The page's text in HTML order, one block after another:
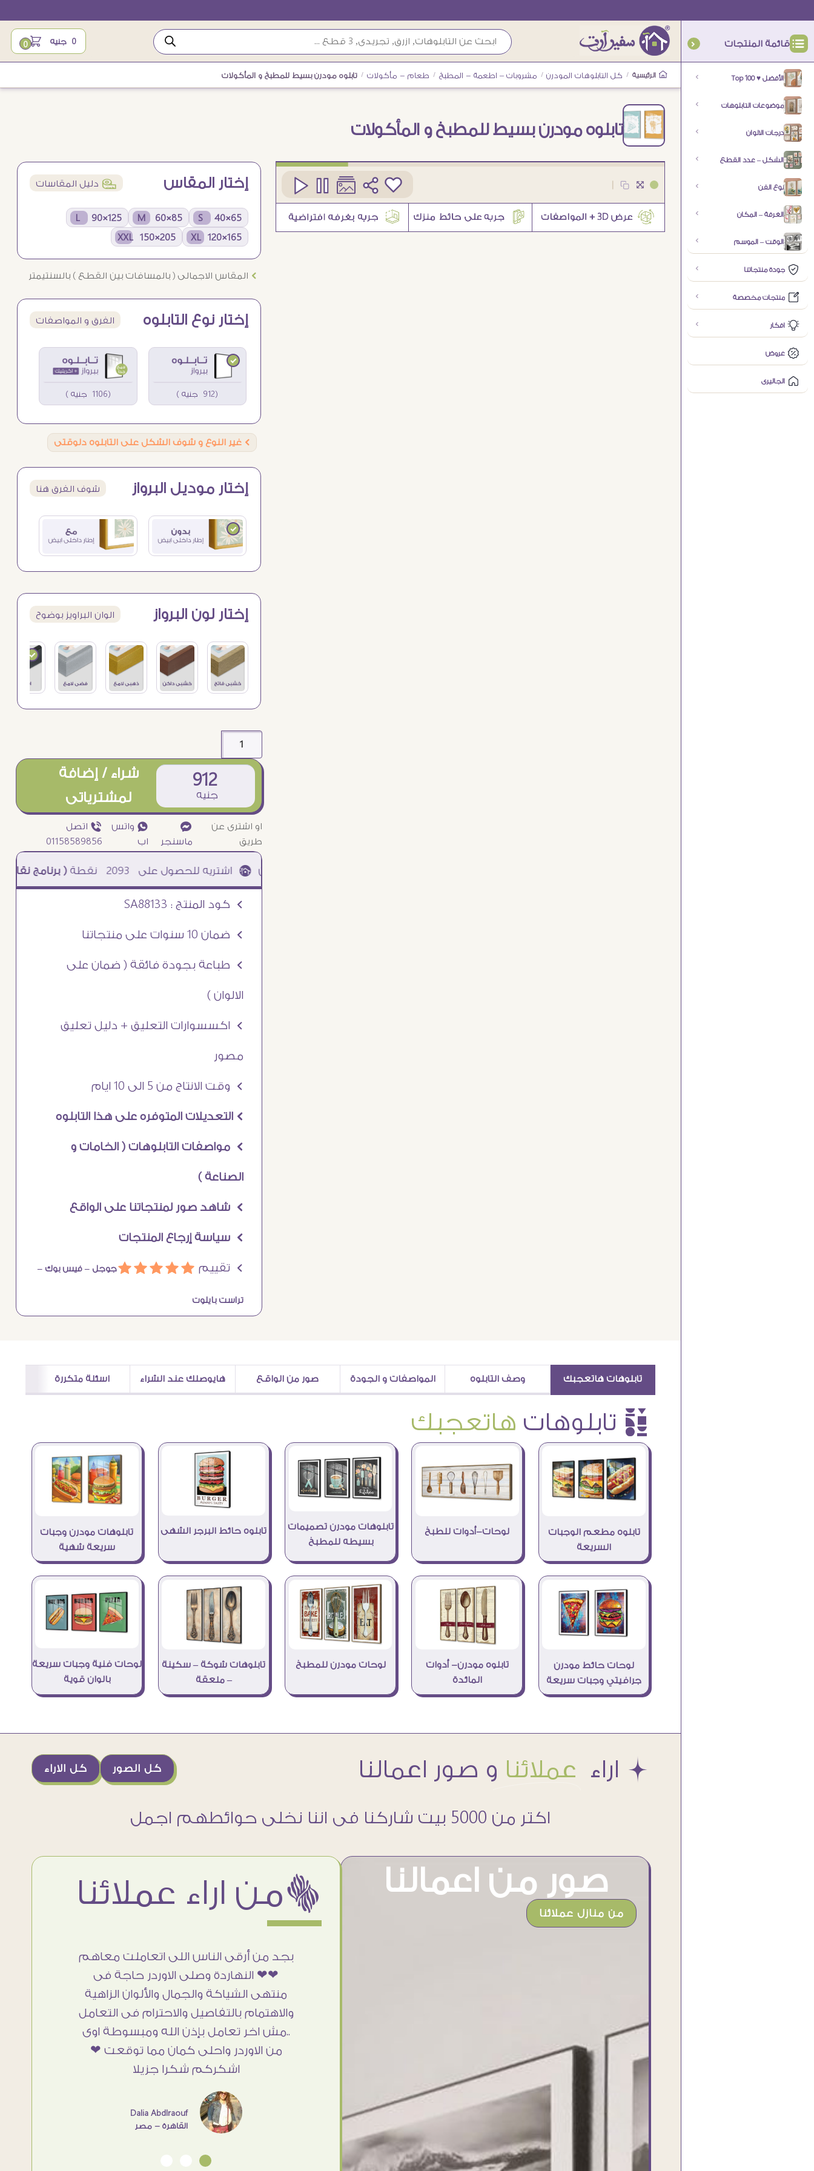
قائمة المنتجات
الأفضل ♥ Top 100
موضوعات التابلوهات
درجات الالوان
الشكل – عدد القطع
نوع الفن
الغرفة – المكان
الوقت – الموسم
جودة منتجاتنا
منتجات مخصصة
افكار
عروض
الجاليرى
0 جنيه 0
الرئيسية / كل التابلوهات المودرن / مشروبات – اطعمة - المطبخ / طعام - مأكولات / تابلوه مودرن بسيط للمطبخ و المأكولات
تابلوه مودرن بسيط للمطبخ و المأكولات
إختار المقاس í دليل المقاسات
65×40 S
85×60 M
125×90 L
165×120 XL
205×150 XXL
Ö المقاس الاجمالى ( بالمسافات بين القطع ) بالسنتيمتر
إختار نوع التابلوه الفرق و المواصفات
(912 جنيه ) (1106 جنيه )
Ö غير النوع و شوف الشكل على التابلوه دلوقتى
إختار موديل البرواز شوف الفرق هنا
إختار لون البرواز الوان البراويز بوضوح
912
جنيه
شراء / إضافة
لمشترياتى
او اشترى عن
طريق
¥
ماسنجر
₧ واتس
اب
ƒ اتصل
01158589856
2093 نقطة( برنامج نقاطى ) à خصم 5% للعملاء الجدد à شحن مجانى عند الشراء ب 4000 جنيه à
Ö كود المنتج : SA88133
Ö ضمان 10 سنوات على منتجاتنا
Ö طباعة بجودة فائقة ( ضمان على
الالوان )
Ö اكسسوارات التعليق + دليل تعليق
مصور
Ö وقت الانتاج من 5 الى 10 ايام
Ö التعديلات المتوفره على هذا التابلوه
Ö مواصفات التابلوهات ( الخامات و
الصناعة )
Ö شاهد صور لمنتجاتنا على الواقع
Ö سياسة إرجاع المنتجات
Ö تقييم áááááجوجل – فيس بوك –
تراست بايلوت
تابلوهات هاتعجبك وصف التابلوه المواصفات و الجودة صور من الواقع هايوصلك عند الشراء اسئلة متكررة
è تابلوهات هاتعجبك
تابلوه مطعم الوجبات
السريعة
لوحات-أدوات للطبخ
تابلوهات مودرن تصميمات
بسيطه للمطبخ
تابلوه حائط البرجر الشهى
تابلوهات مودرن وجبات
سريعة شهية
لوحات حائط مودرن
جرافيتي وجبات سريعة
تابلوه مودرن- أدوات
المائدة
لوحات مودرن للمطبخ
تابلوهات شوكة – سكينة
– ملعقة
لوحات فنية وجبات سريعة
بالوان قوية
Æ اراء عملائنا و صور اعمالنا كل الاراء كل الصور
اكتر من 5000 بيت شاركنا فى اننا نخلى حوائطهم اجمل
صور من اعمالنا
من منازل عملائنا
ëمن اراء عملائنا
وإرضاء العميل والخامات والتقفيل وسرعة
التوصيل. بصراحه وبمنتهي الأمانه مكسب
Doaa Elsayd
القاهرة - مصر
بجد من أرقى الناس اللى اتعاملت معاهم
❤❤ النهاردة وصلى الاوردر حاجة فى
منتهى الشياكة والجمال والألوان الزاهية
والاهتمام بالتفاصيل والاحترام فى التعامل
..مش اخر تعامل بإذن الله ومبسوطة اوى
من الاوردر واحلى كمان مما توقعت ❤
اشكركم شكرا جزيلا
Dalia Abdlraouf
القاهرة - مصر